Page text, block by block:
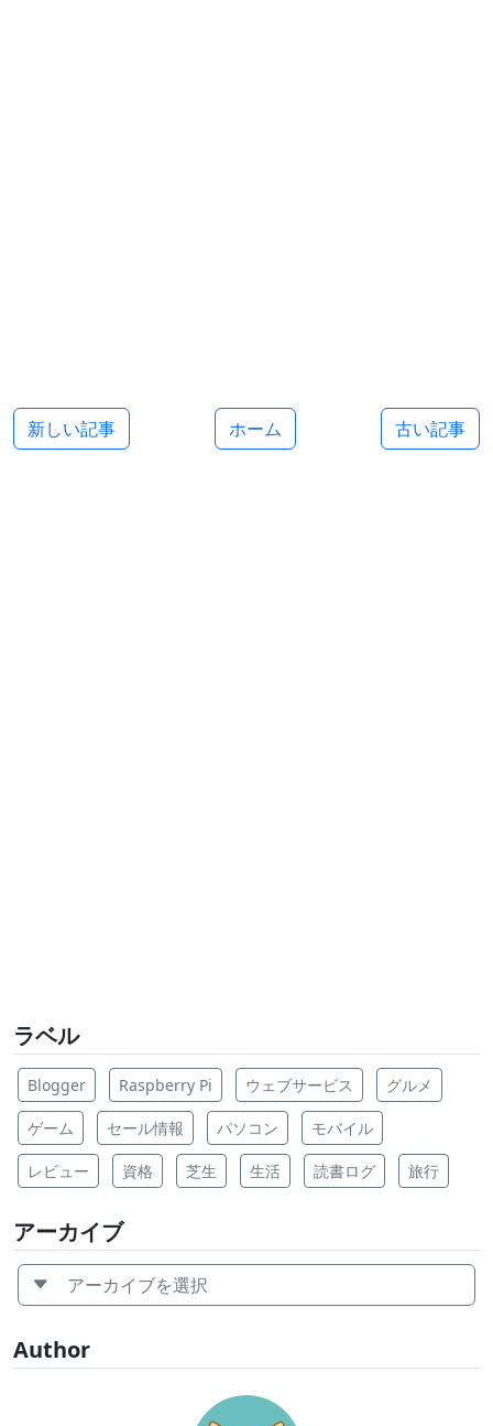
新しい記事 ホーム 古い記事
ラベル
Blogger Raspberry Pi ウェブサービス グルメ
ゲーム セール情報 パソコン モバイル
レビュー 資格 芝生 生活 読書ログ 旅行
アーカイブ
アーカイブを選択
Author